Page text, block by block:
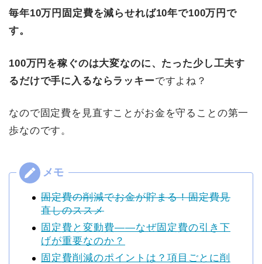
毎年10万円固定費を減らせれば10年で100万円で
す。
100万円を稼ぐのは大変なのに、たった少し工夫す
るだけで手に入るならラッキーですよね？
なので固定費を見直すことがお金を守ることの第一
歩なのです。
固定費の削減でお金が貯まる！固定費見
直しのススメ
固定費と変動費――なぜ固定費の引き下
げが重要なのか？
固定費削減のポイントは？項目ごとに削